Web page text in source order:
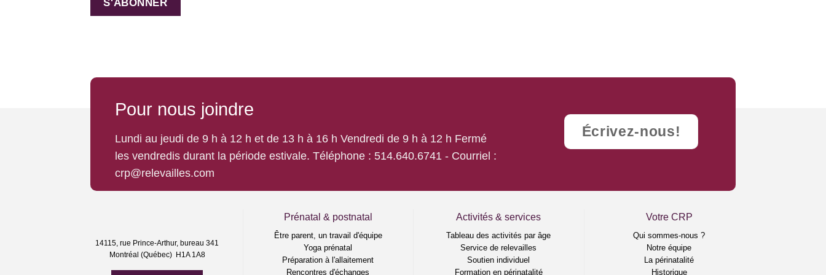
Pour nous joindre
Lundi au jeudi de 9 h à 12 h et de 13 h à 16 h Vendredi de 9 h à 12 h Fermé
les vendredis durant la période estivale. Téléphone : 514.640.6741 - Courriel :
crp@relevailles.com
Écrivez-nous!
14115, rue Prince-Arthur, bureau 341
Montréal (Québec) H1A 1A8
Prénatal & postnatal
Être parent, un travail d'équipe
Yoga prénatal
Préparation à l'allaitement
Rencontres d'échanges
Activités & services
Tableau des activités par âge
Service de relevailles
Soutien individuel
Formation en périnatalité
Votre CRP
Qui sommes-nous ?
Notre équipe
La périnatalité
Historique